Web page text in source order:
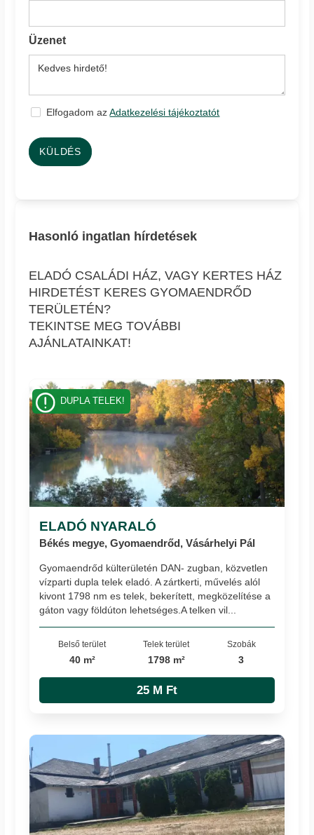
Üzenet
Elfogadom azAdatkezelési tájékoztatót
KÜLDÉS
Hasonló ingatlan hírdetések
ELADÓ CSALÁDI HÁZ, VAGY KERTES HÁZ
HIRDETÉST KERES GYOMAENDRŐD
TERÜLETÉN?
TEKINTSE MEG TOVÁBBI
AJÁNLATAINKAT!
ELADÓ NYARALÓ
Békés megye, Gyomaendrőd, Vásárhelyi Pál
Gyomaendrőd külterületén DAN- zugban, közvetlen
vízparti dupla telek eladó. A zártkerti, művelés alól
kivont 1798 nm es telek, bekerített, megközelítése a
gáton vagy földúton lehetséges.A telken vil...
Belső terület
40 m²
Telek terület
1798 m²
Szobák
3
25 M Ft
DUPLA TELEK!